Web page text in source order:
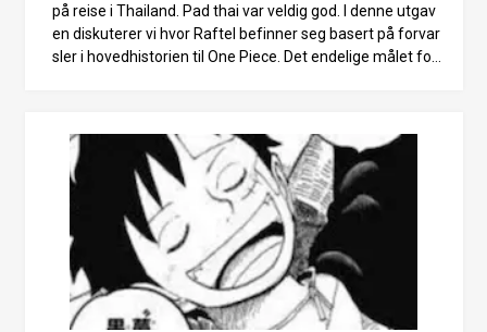
på reise i Thailand. Pad thai var veldig god. I denne utgav
en diskuterer vi hvor Raftel befinner seg basert på forvar
sler i hovedhistorien til One Piece. Det endelige målet for
ya i Grand Line, hvis eksistens avsløres for første gang.
“Det er siste stopp på Grand Line, og bare en gruppe pirat
konger har identifisert øya i historien. Det er en legendari
sk øy.” Og et sjokkerende faktum avsløres i episode 967.
“Hvorfor gir vi ikke denne [siste øya], dit ingen har kunnet
dra på 800 år, et navn som dette! Raftel.” Det viser seg at
navnet [Rafter] er engelsk for [Laugh Tale], en morsom h
istorie, og at det var Roger som ga den navnet. Først trod